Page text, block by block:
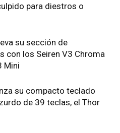
para diestros o
su sección de
con los Seiren V3 Chroma
Mini
su compacto teclado
de 39 teclas, el Thor